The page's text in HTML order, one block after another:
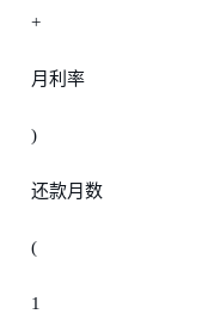
+
月利率
)
还款月数
(
1